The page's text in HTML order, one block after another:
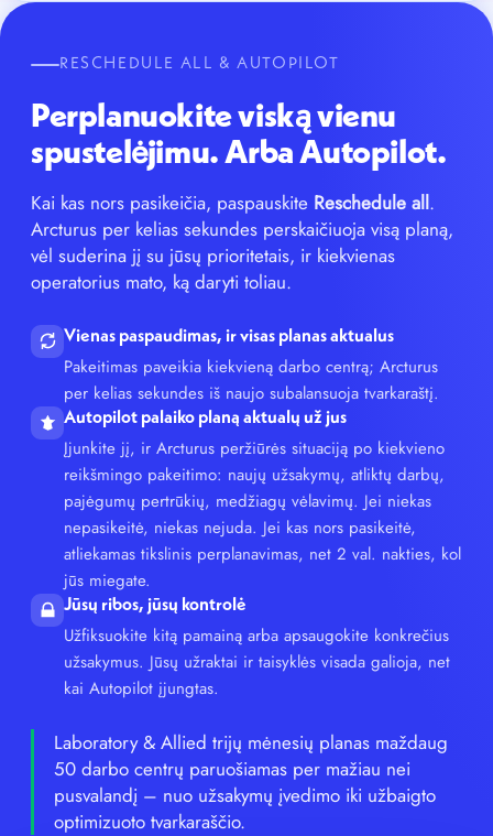
RESCHEDULE ALL & AUTOPILOT
Perplanuokite viską vienu
spustelėjimu. Arba Autopilot.
Kai kas nors pasikeičia, paspauskite Reschedule all.
Arcturus per kelias sekundes perskaičiuoja visą planą,
vėl suderina jį su jūsų prioritetais, ir kiekvienas
operatorius mato, ką daryti toliau.
Vienas paspaudimas, ir visas planas aktualus
Pakeitimas paveikia kiekvieną darbo centrą; Arcturus
per kelias sekundes iš naujo subalansuoja tvarkaraštį.
Autopilot palaiko planą aktualų už jus
Įjunkite jį, ir Arcturus peržiūrės situaciją po kiekvieno
reikšmingo pakeitimo: naujų užsakymų, atliktų darbų,
pajėgumų pertrūkių, medžiagų vėlavimų. Jei niekas
nepasikeitė, niekas nejuda. Jei kas nors pasikeitė,
atliekamas tikslinis perplanavimas, net 2 val. nakties, kol
jūs miegate.
Jūsų ribos, jūsų kontrolė
Užfiksuokite kitą pamainą arba apsaugokite konkrečius
užsakymus. Jūsų užraktai ir taisyklės visada galioja, net
kai Autopilot įjungtas.
Laboratory & Allied trijų mėnesių planas maždaug
50 darbo centrų paruošiamas per mažiau nei
pusvalandį – nuo užsakymų įvedimo iki užbaigto
optimizuoto tvarkaraščio.